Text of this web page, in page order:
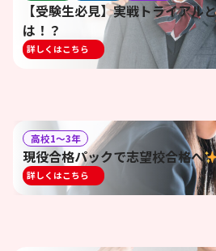
【受験生必見】実戦トライアルと
は！？
詳しくはこちら
高校1〜3年
現役合格パックで志望校合格へ
詳しくはこちら